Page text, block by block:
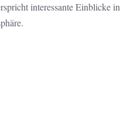
interessante Einblicke in